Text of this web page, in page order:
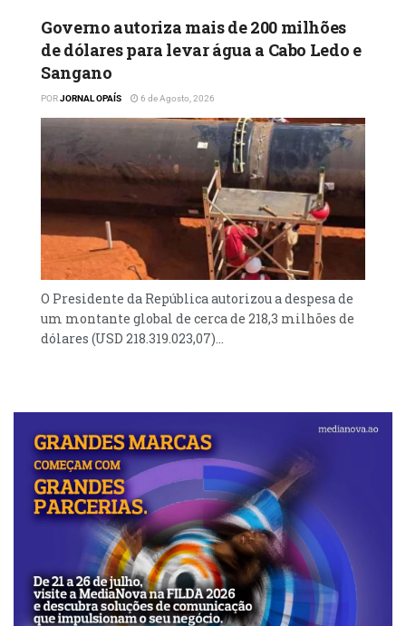
Governo autoriza mais de 200 milhões
de dólares para levar água a Cabo Ledo e
Sangano
PORJORNAL OPAÍS 6 de Agosto, 2026
O Presidente da República autorizou a despesa de
um montante global de cerca de 218,3 milhões de
dólares (USD 218.319.023,07)...